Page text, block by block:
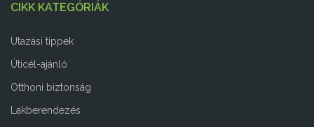
CIKK KATEGÓRIÁK
Utazási tippek
Úticél-ajánló
Otthoni biztonság
Lakberendezés